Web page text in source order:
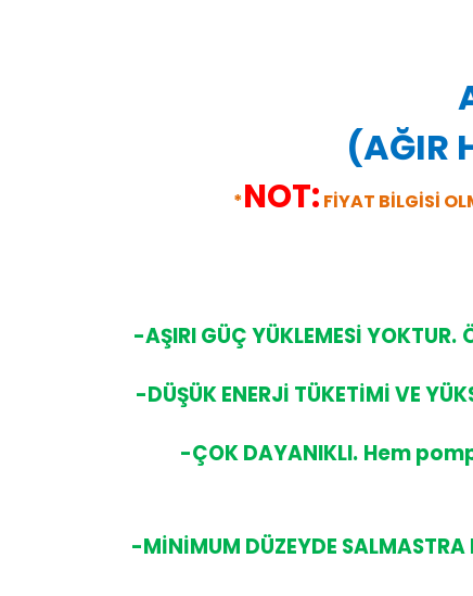
(AĞIR
*NOT: FİYAT BİLGİSİ
-AŞIRI GÜÇ YÜKLEMESİ YOKTUR.
-DÜŞÜK ENERJİ TÜKETİMİ VE
-ÇOK DAYANIKLI. Hem
-MİNİMUM DÜZEYDE